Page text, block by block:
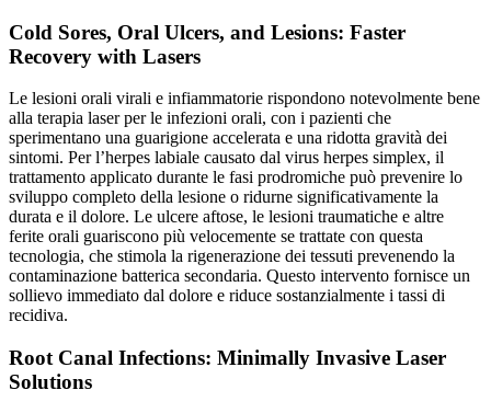
Cold Sores, Oral Ulcers, and Lesions: Faster
Recovery with Lasers
Le lesioni orali virali e infiammatorie rispondono notevolmente bene
alla terapia laser per le infezioni orali, con i pazienti che
sperimentano una guarigione accelerata e una ridotta gravità dei
sintomi. Per l’herpes labiale causato dal virus herpes simplex, il
trattamento applicato durante le fasi prodromiche può prevenire lo
sviluppo completo della lesione o ridurne significativamente la
durata e il dolore. Le ulcere aftose, le lesioni traumatiche e altre
ferite orali guariscono più velocemente se trattate con questa
tecnologia, che stimola la rigenerazione dei tessuti prevenendo la
contaminazione batterica secondaria. Questo intervento fornisce un
sollievo immediato dal dolore e riduce sostanzialmente i tassi di
recidiva.
Root Canal Infections: Minimally Invasive Laser
Solutions